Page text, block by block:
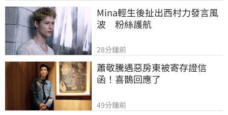
Mina輕生後扯出西村力發言風
波　粉絲護航
28分鐘前
蕭敬騰遇惡房東被寄存證信
函！喜鵲回應了
49分鐘前